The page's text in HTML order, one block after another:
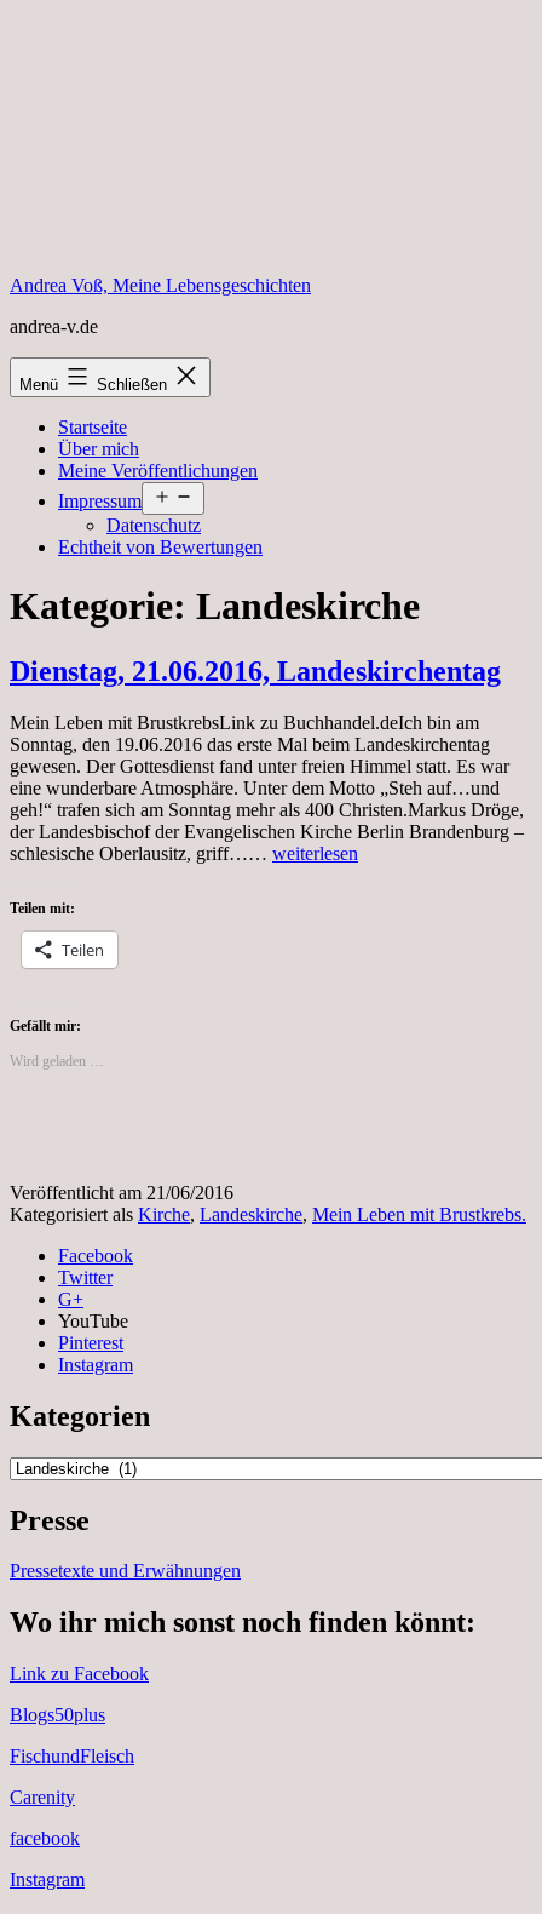
Andrea Voß, Meine Lebensgeschichten
andrea-v.de
Menü Schließen
Startseite
Über mich
Meine Veröffentlichungen
Impressum
öffnen
Datenschutz
Echtheit von Bewertungen
Kategorie: Landeskirche
Dienstag, 21.06.2016, Landeskirchentag
Mein Leben mit BrustkrebsLink zu Buchhandel.deIch bin am
Sonntag, den 19.06.2016 das erste Mal beim Landeskirchentag
gewesen. Der Gottesdienst fand unter freien Himmel statt. Es war
eine wunderbare Atmosphäre. Unter dem Motto „Steh auf…und
geh!“ trafen sich am Sonntag mehr als 400 Christen.Markus Dröge,
der Landesbischof der Evangelischen Kirche Berlin Brandenburg –
schlesische Oberlausitz, griff…… Dienstag,
weiterlesen
Teilen mit:
Teilen
Gefällt mir:
Wird geladen …
Veröffentlicht am 21/06/2016
Kategorisiert als Kirche, Landeskirche, Mein Leben mit Brustkrebs.
Facebook
Twitter
G+
YouTube
Pinterest
Instagram
Kategorien
Kategorien
Presse
Pressetexte und Erwähnungen
Wo ihr mich sonst noch finden könnt:
Link zu Facebook
Blogs50plus
FischundFleisch
Carenity
facebook
Instagram